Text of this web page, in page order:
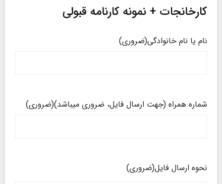
کارخانجات + نمونه کارنامه قبولی
نام یا نام خانوادگی(ضروری)
شماره همراه (جهت ارسال فایل، ضروری میباشد)(ضروری)
نحوه ارسال فایل(ضروری)